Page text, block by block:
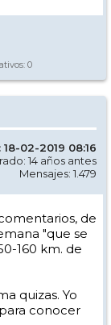
0
02-2019 08:16
14 años antes
Mensajes: 1.479
de
"que se
160 km. de
quizas. Yo
conocer